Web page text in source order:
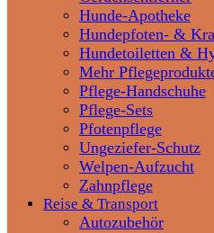
Hunde-Apotheke
Hundepfoten- &
Hundetoiletten &
Mehr
Pflege-Handschuhe
Pflege-Sets
Pfotenpflege
Ungeziefer-Schutz
Welpen-Aufzucht
Zahnpflege
Reise & Transport
Autozubehör